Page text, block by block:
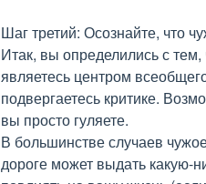
Шаг третий: Осознайте, что
Итак, вы определились с
являетесь центром
подвергаетесь критике.
вы просто гуляете.
В большинстве случаев
дороге может выдать какую-